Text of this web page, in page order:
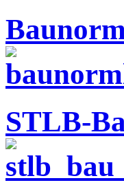
STLB-